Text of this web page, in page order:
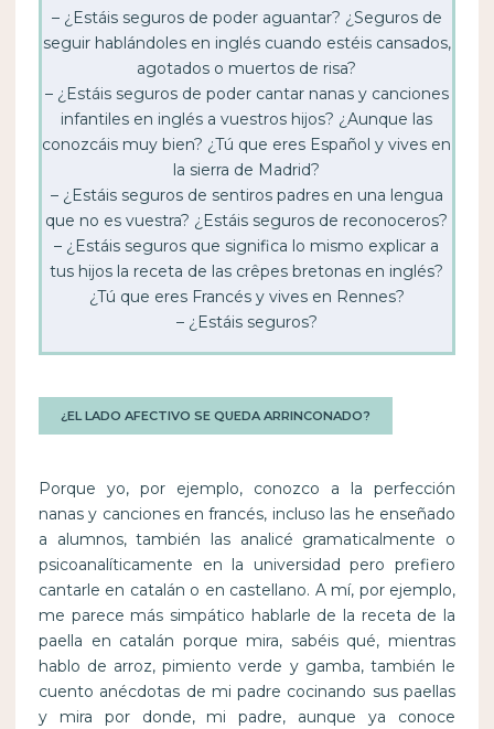
– ¿Estáis seguros de poder aguantar? ¿Seguros de
seguir hablándoles en inglés cuando estéis cansados,
agotados o muertos de risa?
– ¿Estáis seguros de poder cantar nanas y canciones
infantiles en inglés a vuestros hijos? ¿Aunque las
conozcáis muy bien? ¿Tú que eres Español y vives en
la sierra de Madrid?
– ¿Estáis seguros de sentiros padres en una lengua
que no es vuestra? ¿Estáis seguros de reconoceros?
– ¿Estáis seguros que significa lo mismo explicar a
tus hijos la receta de las crêpes bretonas en inglés?
¿Tú que eres Francés y vives en Rennes?
– ¿Estáis seguros?
¿EL LADO AFECTIVO SE QUEDA ARRINCONADO?
Porque yo, por ejemplo, conozco a la perfección
nanas y canciones en francés, incluso las he enseñado
a alumnos, también las analicé gramaticalmente o
psicoanalíticamente en la universidad pero prefiero
cantarle en catalán o en castellano. A mí, por ejemplo,
me parece más simpático hablarle de la receta de la
paella en catalán porque mira, sabéis qué, mientras
hablo de arroz, pimiento verde y gamba, también le
cuento anécdotas de mi padre cocinando sus paellas
y mira por donde, mi padre, aunque ya conoce